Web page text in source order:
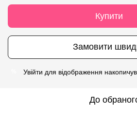
Купити
Замовити
Увійти для відображення
До